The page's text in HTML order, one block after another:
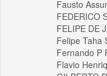
Fausto
FEDERICO
FELIPE DE
Felipe Taha
Fernando P
Flavio